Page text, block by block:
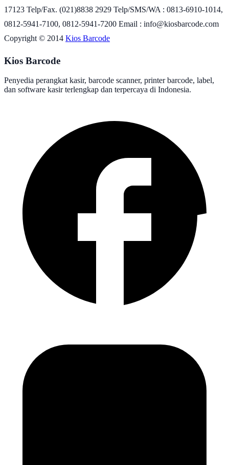
17123 Telp/Fax. (021)8838 2929 Telp/SMS/WA : 0813-6910-1014,
0812-5941-7100, 0812-5941-7200 Email : info@kiosbarcode.com
Copyright © 2014 Kios Barcode
Kios Barcode
Penyedia perangkat kasir, barcode scanner, printer barcode, label,
dan software kasir terlengkap dan terpercaya di Indonesia.